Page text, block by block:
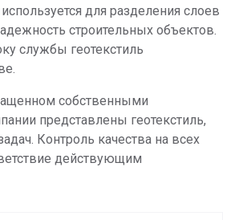
для разделения слоев
строительных объектов.
службы геотекстиль
собственными
представлены геотекстиль,
Контроль качества на всех
действующим